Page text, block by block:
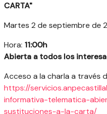
CARTA"
Martes 2 de septiembre de
Hora: 11:00h
Abierta a todos los
Acceso a la charla a través
https://
informativa-telematica-
sustituciones-a-la-carta/